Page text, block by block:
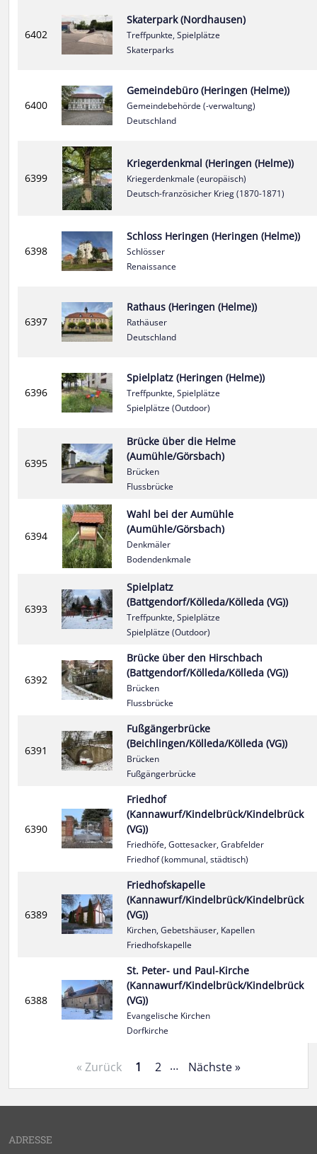
6402
Skaterpark (Nordhausen)
Treffpunkte, Spielplätze
Skaterparks
6400
Gemeindebüro (Heringen (Helme))
Gemeindebehörde (-verwaltung)
Deutschland
6399
Kriegerdenkmal (Heringen (Helme))
Kriegerdenkmale (europäisch)
Deutsch-französicher Krieg (1870-1871)
6398
Schloss Heringen (Heringen (Helme))
Schlösser
Renaissance
6397
Rathaus (Heringen (Helme))
Rathäuser
Deutschland
6396
Spielplatz (Heringen (Helme))
Treffpunkte, Spielplätze
Spielplätze (Outdoor)
6395
Brücke über die Helme
(Aumühle/Görsbach)
Brücken
Flussbrücke
6394
Wahl bei der Aumühle
(Aumühle/Görsbach)
Denkmäler
Bodendenkmale
6393
Spielplatz
(Battgendorf/Kölleda/Kölleda (VG))
Treffpunkte, Spielplätze
Spielplätze (Outdoor)
6392
Brücke über den Hirschbach
(Battgendorf/Kölleda/Kölleda (VG))
Brücken
Flussbrücke
6391
Fußgängerbrücke
(Beichlingen/Kölleda/Kölleda (VG))
Brücken
Fußgängerbrücke
6390
Friedhof
(Kannawurf/Kindelbrück/Kindelbrück
(VG))
Friedhöfe, Gottesacker, Grabfelder
Friedhof (kommunal, städtisch)
6389
Friedhofskapelle
(Kannawurf/Kindelbrück/Kindelbrück
(VG))
Kirchen, Gebetshäuser, Kapellen
Friedhofskapelle
6388
St. Peter- und Paul-Kirche
(Kannawurf/Kindelbrück/Kindelbrück
(VG))
Evangelische Kirchen
Dorfkirche
« Zurück 1 2 … Nächste »
ADRESSE